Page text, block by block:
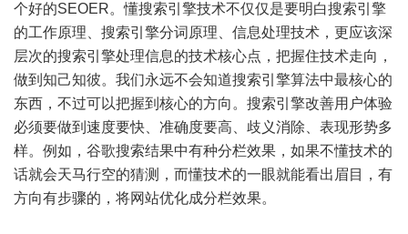
个好的SEOER。懂搜索引擎技术不仅仅是要明白搜索引擎
的工作原理、搜索引擎分词原理、信息处理技术，更应该深
层次的搜索引擎处理信息的技术核心点，把握住技术走向，
做到知己知彼。我们永远不会知道搜索引擎算法中最核心的
东西，不过可以把握到核心的方向。搜索引擎改善用户体验
必须要做到速度要快、准确度要高、歧义消除、表现形势多
样。例如，谷歌搜索结果中有种分栏效果，如果不懂技术的
话就会天马行空的猜测，而懂技术的一眼就能看出眉目，有
方向有步骤的，将网站优化成分栏效果。